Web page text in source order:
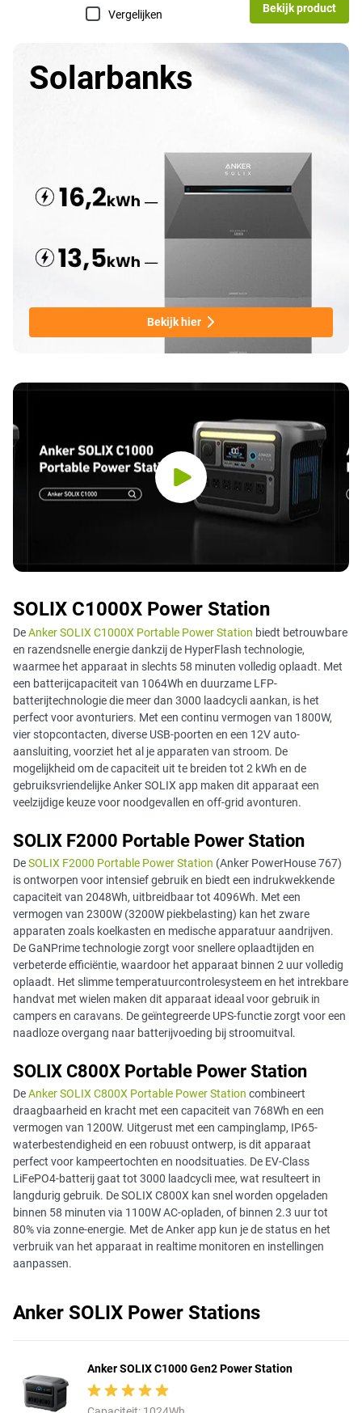
Vergelijken Bekijk product
Solarbanks
Bekijk hier
SOLIX C1000X Power Station
DeAnker SOLIX C1000X Portable Power Station biedt betrouwbare
en razendsnelle energie dankzij de HyperFlash technologie,
waarmee het apparaat in slechts 58 minuten volledig oplaadt. Met
een batterijcapaciteit van 1064Wh en duurzame LFP-
batterijtechnologie die meer dan 3000 laadcycli aankan, is het
perfect voor avonturiers. Met een continu vermogen van 1800W,
vier stopcontacten, diverse USB-poorten en een 12V auto-
aansluiting, voorziet het al je apparaten van stroom. De
mogelijkheid om de capaciteit uit te breiden tot 2 kWh en de
gebruiksvriendelijke Anker SOLIX app maken dit apparaat een
veelzijdige keuze voor noodgevallen en off-grid avonturen.
SOLIX F2000 Portable Power Station
DeSOLIX F2000 Portable Power Station (Anker PowerHouse 767)
is ontworpen voor intensief gebruik en biedt een indrukwekkende
capaciteit van 2048Wh, uitbreidbaar tot 4096Wh. Met een
vermogen van 2300W (3200W piekbelasting) kan het zware
apparaten zoals koelkasten en medische apparatuur aandrijven.
De GaNPrime technologie zorgt voor snellere oplaadtijden en
verbeterde efficiëntie, waardoor het apparaat binnen 2 uur volledig
oplaadt. Het slimme temperatuurcontrolesysteem en het intrekbare
handvat met wielen maken dit apparaat ideaal voor gebruik in
campers en caravans. De geïntegreerde UPS-functie zorgt voor een
naadloze overgang naar batterijvoeding bij stroomuitval.
SOLIX C800X Portable Power Station
DeAnker SOLIX C800X Portable Power Station combineert
draagbaarheid en kracht met een capaciteit van 768Wh en een
vermogen van 1200W. Uitgerust met een campinglamp, IP65-
waterbestendigheid en een robuust ontwerp, is dit apparaat
perfect voor kampeertochten en noodsituaties. De EV-Class
LiFePO4-batterij gaat tot 3000 laadcycli mee, wat resulteert in
langdurig gebruik. De SOLIX C800X kan snel worden opgeladen
binnen 58 minuten via 1100W AC-opladen, of binnen 2.3 uur tot
80% via zonne-energie. Met de Anker app kun je de status en het
verbruik van het apparaat in realtime monitoren en instellingen
aanpassen.
Anker SOLIX Power Stations
Anker SOLIX C1000 Gen2 Power Station